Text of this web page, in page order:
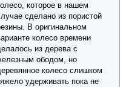
которое в нашем
сделано из пористой
В оригинальном
колесо времени
из дерева с
ободом, но
колесо слишком
удерживать пока не